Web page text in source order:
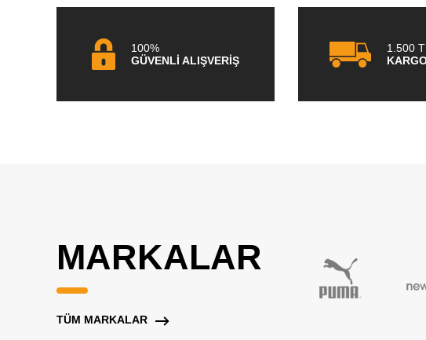
100%
GÜVENLİ ALIŞVERİŞ
1.500
MARKALAR
TÜM MARKALAR